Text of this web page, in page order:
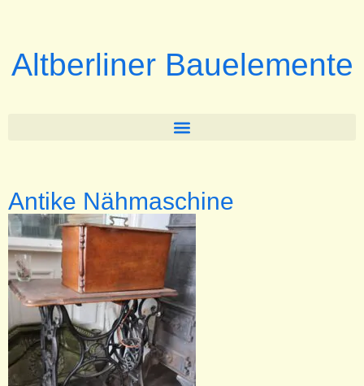
Altberliner Bauelemente
Antike Nähmaschine